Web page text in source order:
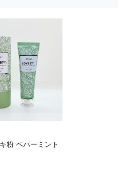
粉 ペパーミント